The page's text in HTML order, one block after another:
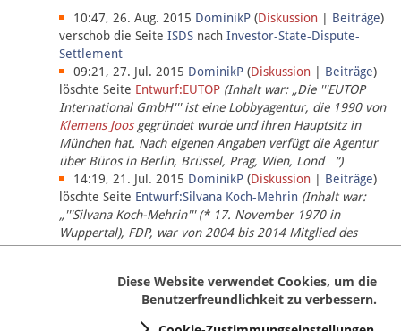
Über Lobbypedia
Impressum
10:47, 26. Aug. 2015 DominikP (Diskussion Beiträge)
verschob die Seite ISDS nach Investor-State-Dispute-
Settlement
09:21, 27. Jul. 2015 DominikP (Diskussion Beiträge)
löschte Seite Entwurf:EUTOP (Inhalt war: „Die '''EUTOP
International GmbH''' ist eine Lobbyagentur, die 1990 von
Klemens Joosgegründet wurde und ihren Hauptsitz in
München hat. Nach eigenen Angaben verfügt die Agentur
über Büros in Berlin, Brüssel, Prag, Wien, Lond…“)
14:19, 21. Jul. 2015 DominikP (Diskussion Beiträge)
löschte Seite Entwurf:Silvana Koch-Mehrin (Inhalt war:
„'''Silvana Koch-Mehrin''' (* 17. November 1970 in
Wuppertal), FDP, war von 2004 bis 2014 Mitglied des
Europäischen Parlaments, seit November 2014 ist sie für
Diese Website verwendet Cookies, um die
Benutzerfreundlichkeit zu verbessern.